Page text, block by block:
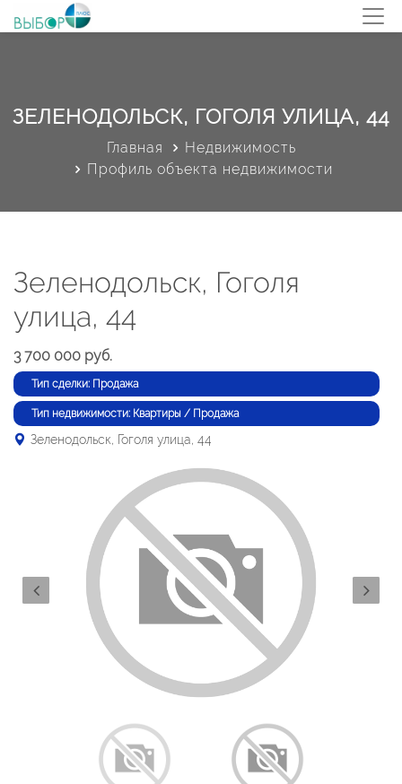
ЗЕЛЕНОДОЛЬСК, ГОГОЛЯ УЛИЦА, 44
Главная
Недвижимость
Профиль объекта недвижимости
Зеленодольск, Гоголя
улица, 44
3 700 000 руб.
Тип сделки: Продажа
Тип недвижимости: Квартиры / Продажа
Зеленодольск, Гоголя улица, 44